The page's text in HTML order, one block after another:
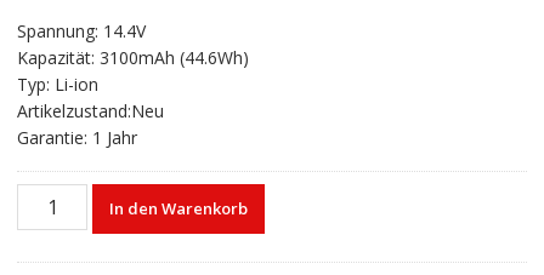
Spannung: 14.4V
Kapazität: 3100mAh (44.6Wh)
Typ: Li-ion
Artikelzustand:Neu
Garantie: 1 Jahr
Akku
In den Warenkorb